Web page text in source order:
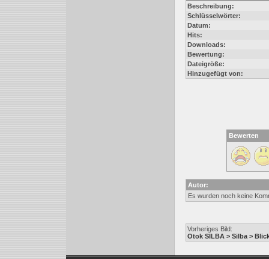
Beschreibung:
Schlüsselwörter:
Datum:
Hits:
Downloads:
Bewertung:
Dateigröße:
Hinzugefügt von:
Bewerten
Autor:
Es wurden noch keine
Vorheriges Bild:
Otok SILBA > Silba >